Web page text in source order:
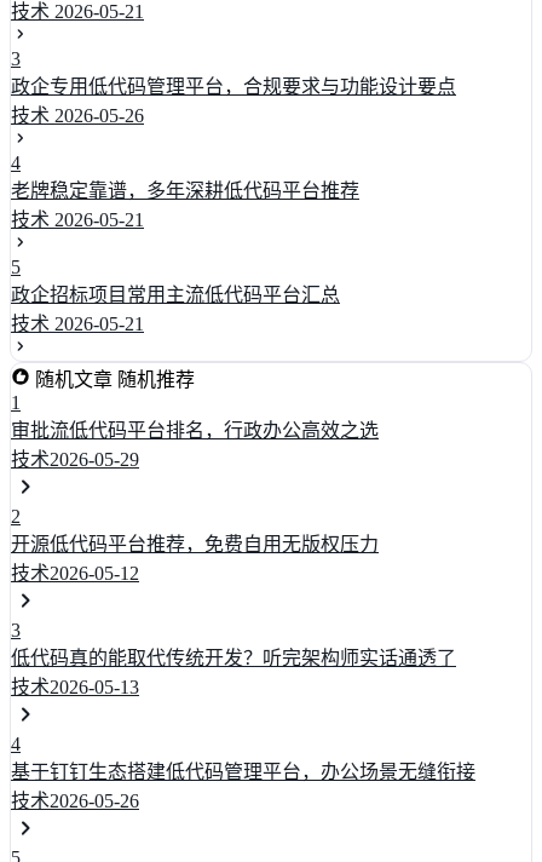
技术 2026-05-21
3
政企专用低代码管理平台，合规要求与功能设计要点
技术 2026-05-26
4
老牌稳定靠谱，多年深耕低代码平台推荐
技术 2026-05-21
5
政企招标项目常用主流低代码平台汇总
技术 2026-05-21
随机文章 随机推荐
1
审批流低代码平台排名，行政办公高效之选
技术2026-05-29
2
开源低代码平台推荐，免费自用无版权压力
技术2026-05-12
3
低代码真的能取代传统开发？听完架构师实话通透了
技术2026-05-13
4
基于钉钉生态搭建低代码管理平台，办公场景无缝衔接
技术2026-05-26